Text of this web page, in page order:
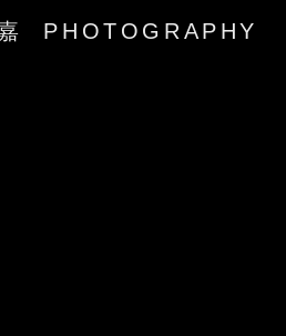
PHOTOGRAPHY